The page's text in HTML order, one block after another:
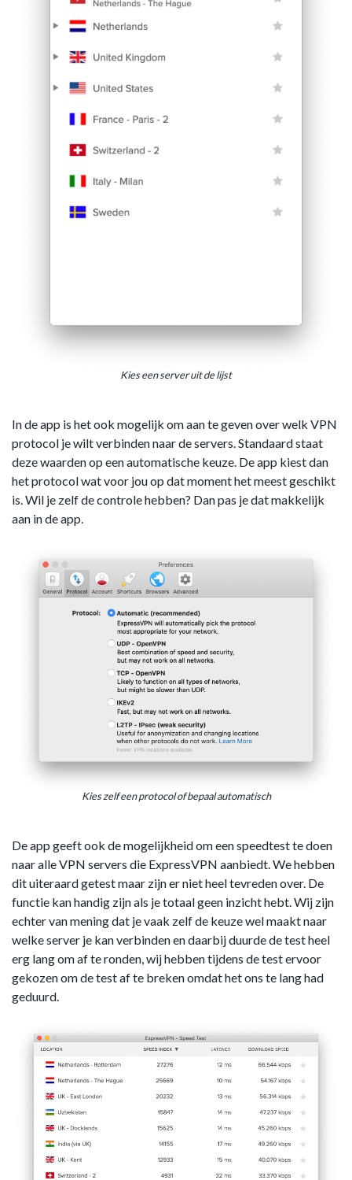
Kies een server uit de lijst
In de app is het ook mogelijk om aan te geven over welk VPN
protocol je wilt verbinden naar de servers. Standaard staat
deze waarden op een automatische keuze. De app kiest dan
het protocol wat voor jou op dat moment het meest geschikt
is. Wil je zelf de controle hebben? Dan pas je dat makkelijk
aan in de app.
Kies zelf een protocol of bepaal automatisch
De app geeft ook de mogelijkheid om een speedtest te doen
naar alle VPN servers die ExpressVPN aanbiedt. We hebben
dit uiteraard getest maar zijn er niet heel tevreden over. De
functie kan handig zijn als je totaal geen inzicht hebt. Wij zijn
echter van mening dat je vaak zelf de keuze wel maakt naar
welke server je kan verbinden en daarbij duurde de test heel
erg lang om af te ronden, wij hebben tijdens de test ervoor
gekozen om de test af te breken omdat het ons te lang had
geduurd.